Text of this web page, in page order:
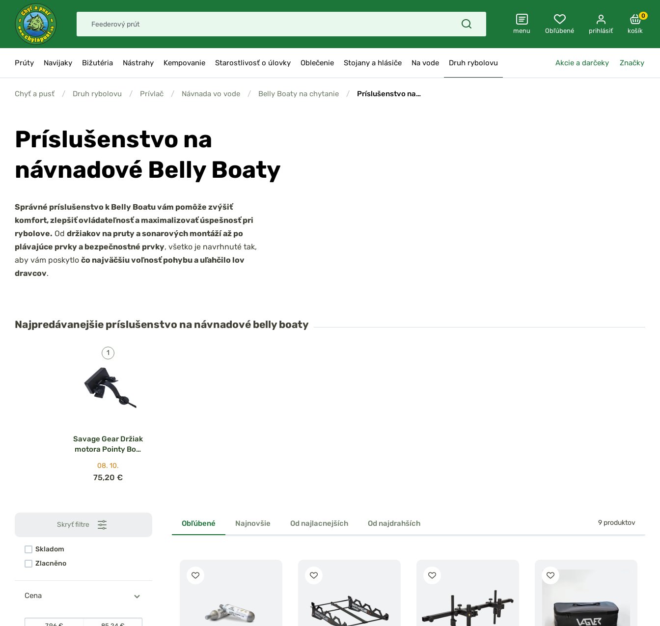
menu Obľúbené prihlásiť
0
košík
Prúty Navijaky Bižutéria Nástrahy Kempovanie Starostlivosť o úlovky Oblečenie Stojany a hlásiče Na vode Druh rybolovu Akcie a darčeky Značky
Chyť a pusť / Druh rybolovu / Prívlač / Návnada vo vode / Belly Boaty na chytanie / Príslušenstvo na…
Príslušenstvo na
návnadové Belly Boaty
Správné príslušenstvo k Belly Boatu vám pomôže zvýšiť
komfort, zlepšiť ovládateľnosť a maximalizovať úspešnosť pri
rybolove. Od držiakov na pruty a sonarových montáží až po
plávajúce prvky a bezpečnostné prvky, všetko je navrhnuté tak,
aby vám poskytlo čo najväčšiu voľnosť pohybu a uľahčilo lov
dravcov.
Najpredávanejšie príslušenstvo na návnadové belly boaty
Savage Gear Držiak
motora Pointy Bow
Bracket 3 P
08. 10.
75,20 €
Skryť filtre
Skladom
Zlacněno
Cena
Obľúbené Najnovšie Od najlacnejších Od najdrahších 9 produktov